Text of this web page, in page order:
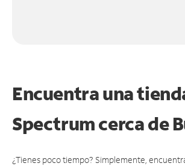
Encuentra una
Spectrumcerca de
¿Tienes poco tiempo? Simplemente,